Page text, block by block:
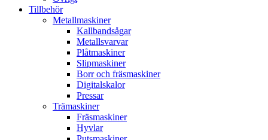
Tillbehör
Metallmaskiner
Kallbandsågar
Metallsvarvar
Plåtmaskiner
Slipmaskiner
Borr och fräsmaskiner
Digitalskalor
Pressar
Trämaskiner
Fräsmaskiner
Hyvlar